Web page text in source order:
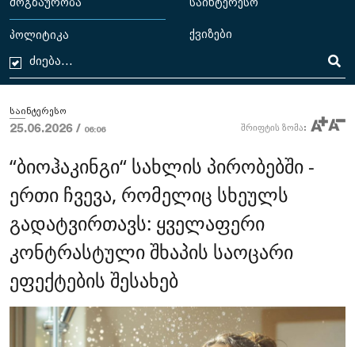
მოგზაურობა საინტერესო
პოლიტიკა ქვიზები
საინტერესო
25.06.2026 / 06:06 შრიფტის ზომა:
“ბიოჰაკინგი“ სახლის პირობებში -
ერთი ჩვევა, რომელიც სხეულს
გადატვირთავს: ყველაფერი
კონტრასტული შხაპის საოცარი
ეფექტების შესახებ